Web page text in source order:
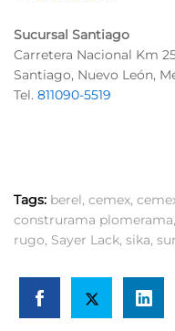
Sucursal Santiago
Carretera Nacional Km
Santiago, Nuevo León,
Tel. 811090-5519
Tags: berel, cemex,
construrama plomerama,
rugo, Sayer Lack, sika,